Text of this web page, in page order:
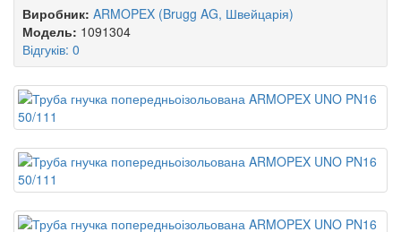
Виробник: ARMOPEX (Brugg AG, Швейцарія)
Модель: 1091304
Відгуків: 0